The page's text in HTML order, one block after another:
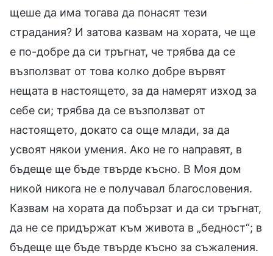
щеше да има тогава да понасят тези
страдания? И затова казвам на хората, че ще
е по-добре да си тръгнат, че трябва да се
възползват от това колко добре вървят
нещата в настоящето, за да намерят изход за
себе си; трябва да се възползват от
настоящето, докато са още млади, за да
усвоят някои умения. Ако не го направят, в
бъдеще ще бъде твърде късно. В Моя дом
никой никога не е получавал благословения.
Казвам на хората да побързат и да си тръгнат,
да не се придържат към живота в „бедност“; в
бъдеще ще бъде твърде късно за съжаления.